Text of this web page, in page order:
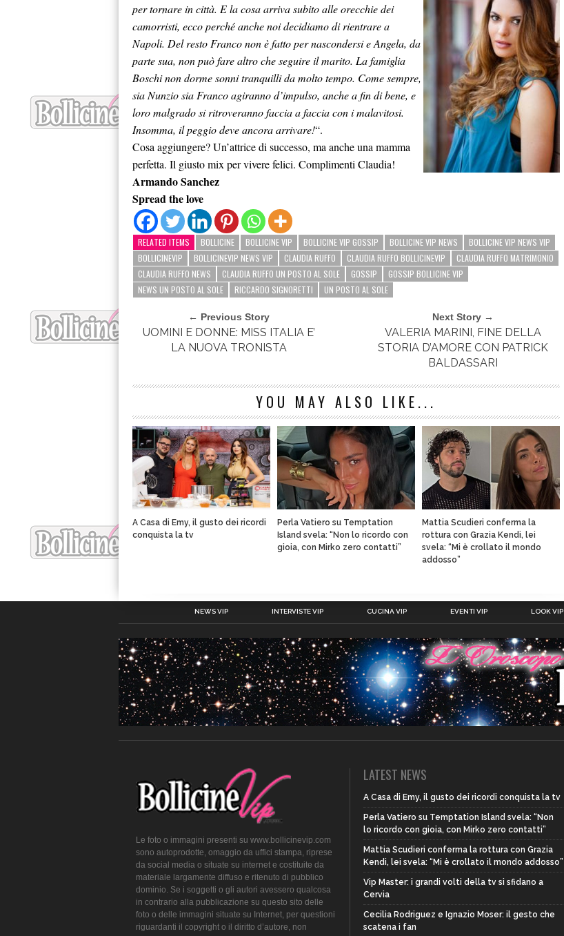
per tornare in città. E la cosa arriva subito alle orecchie dei
camorristi, ecco perché anche noi decidiamo di rientrare a
Napoli. Del resto Franco non è fatto per nascondersi e Angela, da
parte sua, non può fare altro che seguire il marito. La famiglia
Boschi non dorme sonni tranquilli da molto tempo. Come sempre,
sia Nunzio sia Franco agiranno d’impulso, anche a fin di bene, e
loro malgrado si ritroveranno faccia a faccia con i malavitosi.
Insomma, il peggio deve ancora arrivare!“.
Cosa aggiungere? Un’attrice di successo, ma anche una mamma
perfetta. Il giusto mix per vivere felici. Complimenti Claudia!
Armando Sanchez
Spread the love
RELATED ITEMS BOLLICINE BOLLICINE VIP BOLLICINE VIP GOSSIP BOLLICINE VIP NEWS
BOLLICINE VIP NEWS VIP
BOLLICINEVIP
BOLLICINEVIP NEWS VIP CLAUDIA RUFFO CLAUDIA RUFFO BOLLICINEVIP
CLAUDIA RUFFO MATRIMONIO
CLAUDIA RUFFO NEWS
CLAUDIA RUFFO UN POSTO AL SOLE GOSSIP
GOSSIP BOLLICINE VIP
NEWS UN POSTO AL SOLE
RICCARDO SIGNORETTI UN POSTO AL SOLE
← Previous Story
UOMINI E DONNE: MISS ITALIA E’
LA NUOVA TRONISTA
Next Story →
VALERIA MARINI, FINE DELLA
STORIA D’AMORE CON PATRICK
BALDASSARI
YOU MAY ALSO LIKE...
A Casa di Emy, il gusto dei ricordi
conquista la tv
Perla Vatiero su Temptation
Island svela: “Non lo ricordo con
gioia, con Mirko zero contatti”
Mattia Scudieri conferma la
rottura con Grazia Kendi, lei
svela: “Mi è crollato il mondo
addosso”
NEWS VIP INTERVISTE VIP CUCINA VIP EVENTI VIP LOOK VIP
Le foto o immagini presenti su www.bollicinevip.com
sono autoprodotte, omaggio da uffici stampa, riprese
da social media o situate su internet e costituite da
materiale largamente diffuso e ritenuto di pubblico
dominio. Se i soggetti o gli autori avessero qualcosa
in contrario alla pubblicazione su questo sito delle
foto o delle immagini situate su Internet, per questioni
riguardanti il copyright o il diritto d’autore, non
LATEST NEWS
A Casa di Emy, il gusto dei ricordi conquista la tv
Perla Vatiero su Temptation Island svela: “Non
lo ricordo con gioia, con Mirko zero contatti”
Mattia Scudieri conferma la rottura con Grazia
Kendi, lei svela: “Mi è crollato il mondo addosso”
Vip Master: i grandi volti della tv si sfidano a
Cervia
Cecilia Rodriguez e Ignazio Moser: il gesto che
scatena i fan